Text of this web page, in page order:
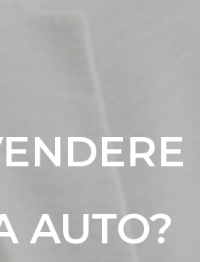
AUTO?